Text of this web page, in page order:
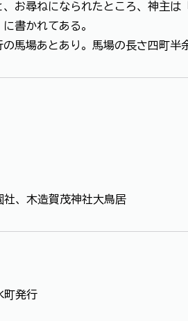
お尋ねになられたところ、神主
書かれてある。
馬場あとあり。馬場の長さ四町半
、木造賀茂神社大鳥居
町発行